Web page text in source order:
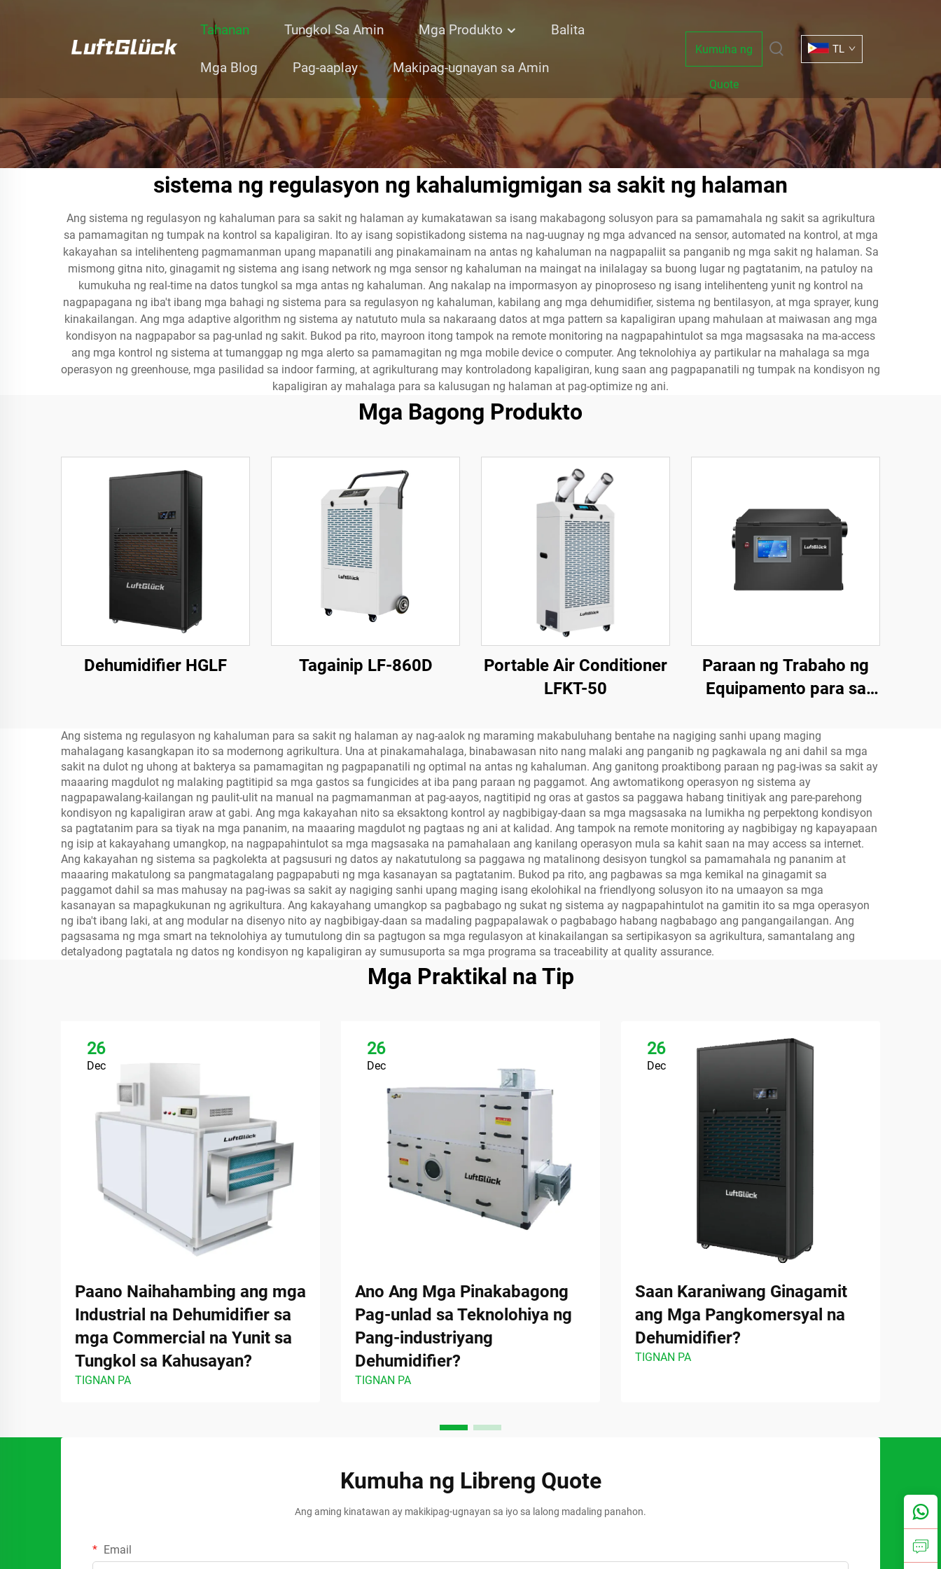
Tahanan Tungkol Sa Amin Mga Produkto Balita
Mga Blog Pag-aaplay Makipag-ugnayan sa Amin
Kumuha ng
Quote
TL
sistema ng regulasyon ng kahalumigmigan sa sakit ng halaman
Ang sistema ng regulasyon ng kahaluman para sa sakit ng halaman ay kumakatawan sa isang makabagong solusyon para sa pamamahala ng sakit sa agrikultura
sa pamamagitan ng tumpak na kontrol sa kapaligiran. Ito ay isang sopistikadong sistema na nag-uugnay ng mga advanced na sensor, automated na kontrol, at mga
kakayahan sa intelihenteng pagmamanman upang mapanatili ang pinakamainam na antas ng kahaluman na nagpapaliit sa panganib ng mga sakit ng halaman. Sa
mismong gitna nito, ginagamit ng sistema ang isang network ng mga sensor ng kahaluman na maingat na inilalagay sa buong lugar ng pagtatanim, na patuloy na
kumukuha ng real-time na datos tungkol sa mga antas ng kahaluman. Ang nakalap na impormasyon ay pinoproseso ng isang intelihenteng yunit ng kontrol na
nagpapagana ng iba't ibang mga bahagi ng sistema para sa regulasyon ng kahaluman, kabilang ang mga dehumidifier, sistema ng bentilasyon, at mga sprayer, kung
kinakailangan. Ang mga adaptive algorithm ng sistema ay natututo mula sa nakaraang datos at mga pattern sa kapaligiran upang mahulaan at maiwasan ang mga
kondisyon na nagpapabor sa pag-unlad ng sakit. Bukod pa rito, mayroon itong tampok na remote monitoring na nagpapahintulot sa mga magsasaka na ma-access
ang mga kontrol ng sistema at tumanggap ng mga alerto sa pamamagitan ng mga mobile device o computer. Ang teknolohiya ay partikular na mahalaga sa mga
operasyon ng greenhouse, mga pasilidad sa indoor farming, at agrikulturang may kontroladong kapaligiran, kung saan ang pagpapanatili ng tumpak na kondisyon ng
kapaligiran ay mahalaga para sa kalusugan ng halaman at pag-optimize ng ani.
Mga Bagong Produkto
Dehumidifier HGLF Tagainip LF-860D
Portable Air Conditioner
LFKT-50
Paraan ng Trabaho ng
Equipamento para sa
Temperatura at
Kagubatan
Ang sistema ng regulasyon ng kahaluman para sa sakit ng halaman ay nag-aalok ng maraming makabuluhang bentahe na nagiging sanhi upang maging
mahalagang kasangkapan ito sa modernong agrikultura. Una at pinakamahalaga, binabawasan nito nang malaki ang panganib ng pagkawala ng ani dahil sa mga
sakit na dulot ng uhong at bakterya sa pamamagitan ng pagpapanatili ng optimal na antas ng kahaluman. Ang ganitong proaktibong paraan ng pag-iwas sa sakit ay
maaaring magdulot ng malaking pagtitipid sa mga gastos sa fungicides at iba pang paraan ng paggamot. Ang awtomatikong operasyon ng sistema ay
nagpapawalang-kailangan ng paulit-ulit na manual na pagmamanman at pag-aayos, nagtitipid ng oras at gastos sa paggawa habang tinitiyak ang pare-parehong
kondisyon ng kapaligiran araw at gabi. Ang mga kakayahan nito sa eksaktong kontrol ay nagbibigay-daan sa mga magsasaka na lumikha ng perpektong kondisyon
sa pagtatanim para sa tiyak na mga pananim, na maaaring magdulot ng pagtaas ng ani at kalidad. Ang tampok na remote monitoring ay nagbibigay ng kapayapaan
ng isip at kakayahang umangkop, na nagpapahintulot sa mga magsasaka na pamahalaan ang kanilang operasyon mula sa kahit saan na may access sa internet.
Ang kakayahan ng sistema sa pagkolekta at pagsusuri ng datos ay nakatutulong sa paggawa ng matalinong desisyon tungkol sa pamamahala ng pananim at
maaaring makatulong sa pangmatagalang pagpapabuti ng mga kasanayan sa pagtatanim. Bukod pa rito, ang pagbawas sa mga kemikal na ginagamit sa
paggamot dahil sa mas mahusay na pag-iwas sa sakit ay nagiging sanhi upang maging isang ekolohikal na friendlyong solusyon ito na umaayon sa mga
kasanayan sa mapagkukunan ng agrikultura. Ang kakayahang umangkop sa pagbabago ng sukat ng sistema ay nagpapahintulot na gamitin ito sa mga operasyon
ng iba't ibang laki, at ang modular na disenyo nito ay nagbibigay-daan sa madaling pagpapalawak o pagbabago habang nagbabago ang pangangailangan. Ang
pagsasama ng mga smart na teknolohiya ay tumutulong din sa pagtugon sa mga regulasyon at kinakailangan sa sertipikasyon sa agrikultura, samantalang ang
detalyadong pagtatala ng datos ng kondisyon ng kapaligiran ay sumusuporta sa mga programa sa traceability at quality assurance.
Mga Praktikal na Tip
26
Dec
Paano Naihahambing ang mga
Industrial na Dehumidifier sa
mga Commercial na Yunit sa
Tungkol sa Kahusayan?
TIGNAN PA
26
Dec
Ano Ang Mga Pinakabagong
Pag-unlad sa Teknolohiya ng
Pang-industriyang
Dehumidifier?
TIGNAN PA
26
Dec
Saan Karaniwang Ginagamit
ang Mga Pangkomersyal na
Dehumidifier?
TIGNAN PA
Kumuha ng Libreng Quote
Ang aming kinatawan ay makikipag-ugnayan sa iyo sa lalong madaling panahon.
Email